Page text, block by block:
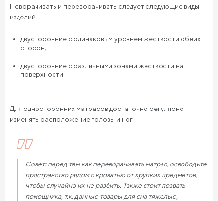
Поворачивать и переворачивать следует следующие виды
изделий:
двусторонние с одинаковым уровнем жесткости обеих
сторон;
двусторонние с различными зонами жесткости на
поверхности.
Для односторонних матрасов достаточно регулярно
изменять расположение головы и ног.
Совет: перед тем как переворачивать матрас, освободите
пространство рядом с кроватью от хрупких предметов,
чтобы случайно их не разбить. Также стоит позвать
помощника, т.к. данные товары для сна тяжелые,